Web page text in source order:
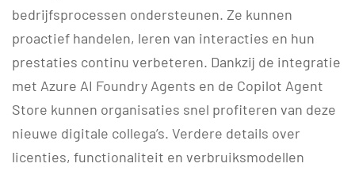
bedrijfsprocessen ondersteunen. Ze kunnen
proactief handelen, leren van interacties en hun
prestaties continu verbeteren. Dankzij de integratie
met Azure AI Foundry Agents en de Copilot Agent
Store kunnen organisaties snel profiteren van deze
nieuwe digitale collega’s. Verdere details over
licenties, functionaliteit en verbruiksmodellen